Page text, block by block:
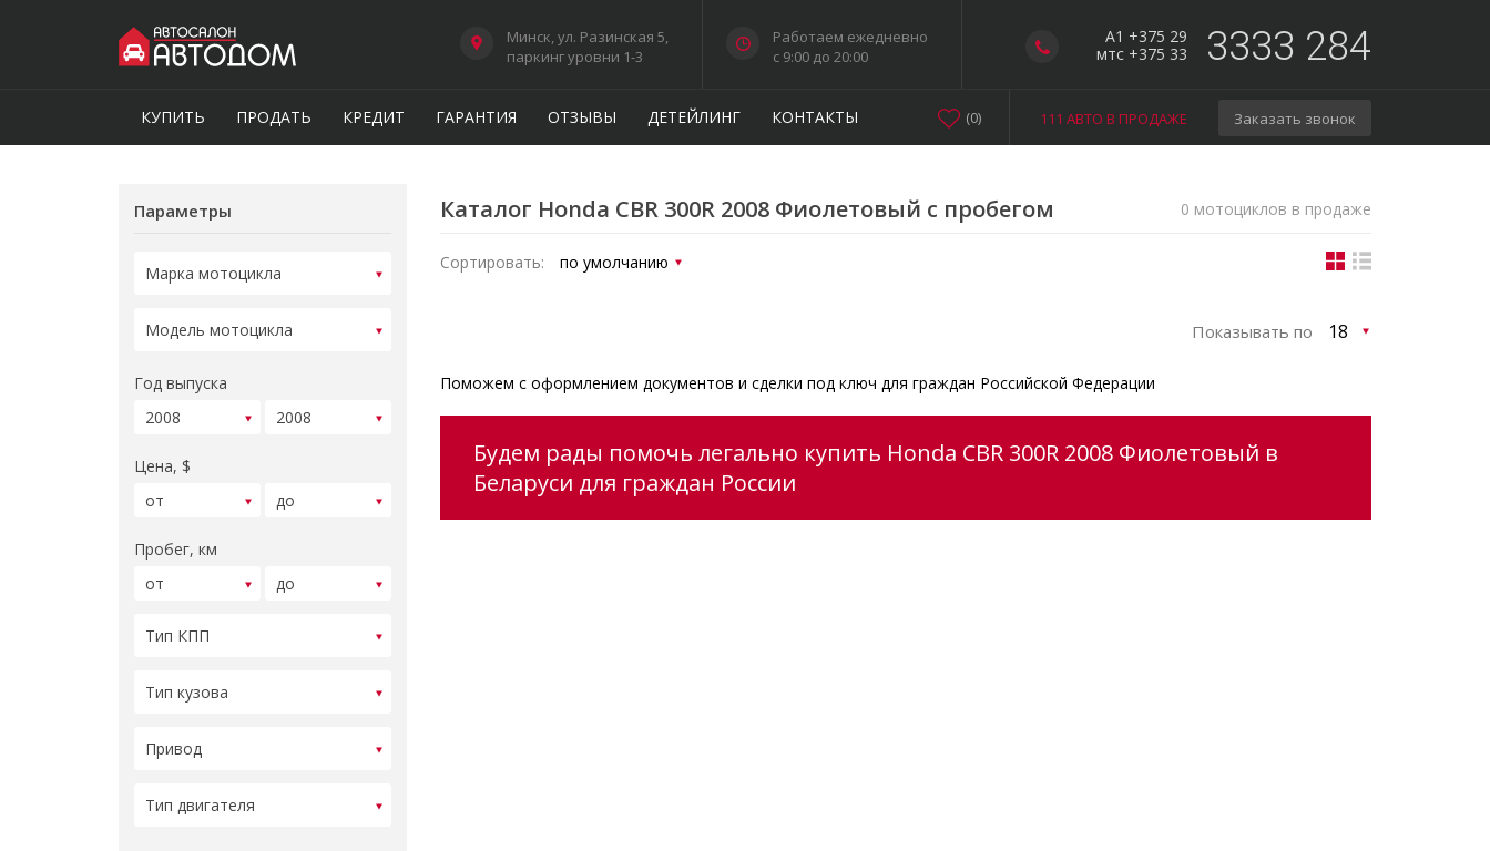
A1 +375 29
мтс +375 33
3333 284
Минск, ул. Разинская 5,
паркинг уровни 1-3
Работаем ежедневно
c 9:00 до 20:00
КУПИТЬ ПРОДАТЬ КРЕДИТ ГАРАНТИЯ ОТЗЫВЫ ДЕТЕЙЛИНГ КОНТАКТЫ 111 АВТО В ПРОДАЖЕ Заказать звонок
(0)
Параметры
Год выпуска
Цена, $
Пробег, км
Каталог Honda CBR 300R 2008 Фиолетовый с пробегом 0 мотоциклов в продаже
Сортировать:
Показывать по
Поможем с оформлением документов и сделки под ключ для граждан Российской Федерации
Будем рады помочь легально купить Honda CBR 300R 2008 Фиолетовый в
Беларуси для граждан России